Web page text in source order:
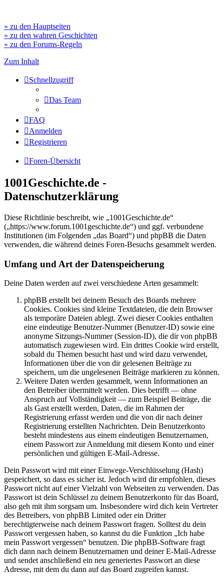
» zu den Hauptseiten
» zu den wahren Geschichten
» zu den Forums-Regeln
Zum Inhalt
Schnellzugriff
Das Team
FAQ
Anmelden
Registrieren
Foren-Übersicht
1001Geschichte.de -
Datenschutzerklärung
Diese Richtlinie beschreibt, wie „1001Geschichte.de“
(„https://www.forum.1001geschichte.de“) und ggf. verbundene
Institutionen (im Folgenden „das Board“) und phpBB die Daten
verwenden, die während deines Foren-Besuchs gesammelt werden.
Umfang und Art der Datenspeicherung
Deine Daten werden auf zwei verschiedene Arten gesammelt:
phpBB erstellt bei deinem Besuch des Boards mehrere
Cookies. Cookies sind kleine Textdateien, die dein Browser
als temporäre Dateien ablegt. Zwei dieser Cookies enthalten
eine eindeutige Benutzer-Nummer (Benutzer-ID) sowie eine
anonyme Sitzungs-Nummer (Session-ID), die dir von phpBB
automatisch zugewiesen wird. Ein drittes Cookie wird erstellt,
sobald du Themen besucht hast und wird dazu verwendet,
Informationen über die von dir gelesenen Beiträge zu
speichern, um die ungelesenen Beiträge markieren zu können.
Weitere Daten werden gesammelt, wenn Informationen an
den Betreiber übermittelt werden. Dies betrifft — ohne
Anspruch auf Vollständigkeit — zum Beispiel Beiträge, die
als Gast erstellt werden, Daten, die im Rahmen der
Registrierung erfasst werden und die von dir nach deiner
Registrierung erstellten Nachrichten. Dein Benutzerkonto
besteht mindestens aus einem eindeutigen Benutzernamen,
einem Passwort zur Anmeldung mit diesem Konto und einer
persönlichen und gültigen E-Mail-Adresse.
Dein Passwort wird mit einer Einwege-Verschlüsselung (Hash)
gespeichert, so dass es sicher ist. Jedoch wird dir empfohlen, dieses
Passwort nicht auf einer Vielzahl von Webseiten zu verwenden. Das
Passwort ist dein Schlüssel zu deinem Benutzerkonto für das Board,
also geh mit ihm sorgsam um. Insbesondere wird dich kein Vertreter
des Betreibers, von phpBB Limited oder ein Dritter
berechtigterweise nach deinem Passwort fragen. Solltest du dein
Passwort vergessen haben, so kannst du die Funktion „Ich habe
mein Passwort vergessen“ benutzen. Die phpBB-Software fragt
dich dann nach deinem Benutzernamen und deiner E-Mail-Adresse
und sendet anschließend ein neu generiertes Passwort an diese
Adresse, mit dem du dann auf das Board zugreifen kannst.